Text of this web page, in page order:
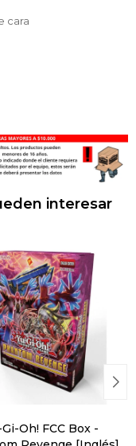
cara
interesar
Oh! FCC Box -